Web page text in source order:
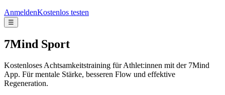
AnmeldenKostenlos testen
☰
7Mind Sport
Kostenloses Achtsamkeitstraining für Athlet:innen mit der 7Mind
App. Für mentale Stärke, besseren Flow und effektive
Regeneration.